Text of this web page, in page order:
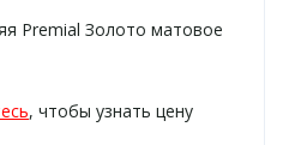
Premial Золото матовое
, чтобы узнать цену